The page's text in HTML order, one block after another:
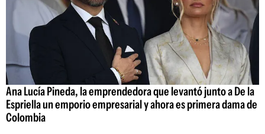
Ana Lucía Pineda, la emprendedora que levantó junto a De la
Espriella un emporio empresarial y ahora es primera dama de
Colombia